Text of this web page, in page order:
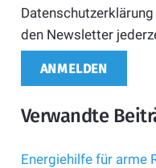
den Newsletter
Verwandte
Energiehilfe für arme